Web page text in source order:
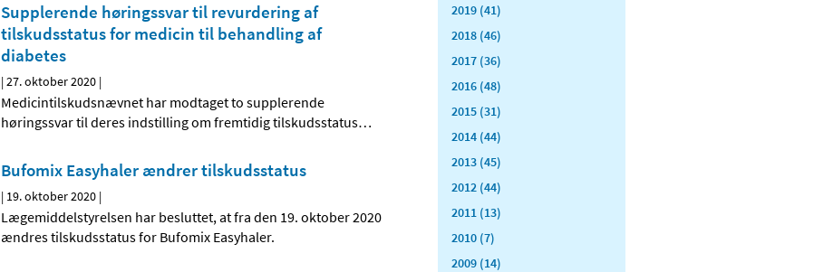
Supplerende høringssvar til revurdering af
tilskudsstatus for medicin til behandling af
diabetes
|27. oktober 2020 |
Medicintilskudsnævnet har modtaget to supplerende
høringssvar til deres indstilling om fremtidig tilskudsstatus…
Bufomix Easyhaler ændrer tilskudsstatus
| 19. oktober 2020 |
Lægemiddelstyrelsen har besluttet, at fra den 19. oktober 2020
ændres tilskudsstatus for Bufomix Easyhaler.
2019 (41)
2018 (46)
2017 (36)
2016 (48)
2015 (31)
2014 (44)
2013 (45)
2012 (44)
2011 (13)
2010 (7)
2009 (14)